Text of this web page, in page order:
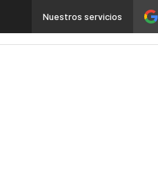
Nuestros servicios
Industria 4.0SeguridadMovilidad